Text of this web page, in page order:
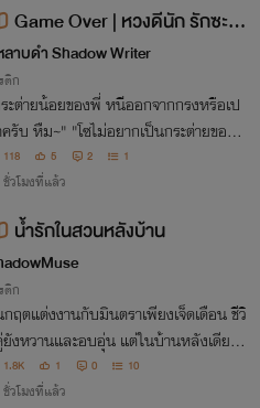
Game Over | หวงดีนัก รักซะเล
าบดำ Shadow Writer
ติก
ะต่ายน้อยของพี่ หนีออกจากกรงหรือเป
รับ หืม~" "โซไม่อยากเป็นกระต่ายของพี่
ว"
118 5 2 1
วโมงที่แล้ว
น้ำรักในสวนหลังบ้าน
ติก
ฤตแต่งงานกับมินตราเพียงเจ็ดเดือน ชีวิ
งหวานและอบอุ่น แต่ในบ้านหลังเดียวกั
สายตาอีกคู่ที่คอยจ้องมองลูกสะใภ้ทุกเช้
ละมีผ้าเช็ดตัวผืนหนึ่งที่ถูกหยิบขึ้นดมในค
1.8K 1 0 10
วโมงที่แล้ว